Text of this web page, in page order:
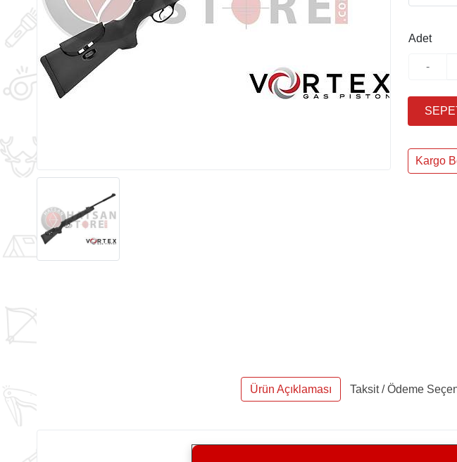
Adet
-
Kargo
Ürün Açıklaması Taksit / Ödeme